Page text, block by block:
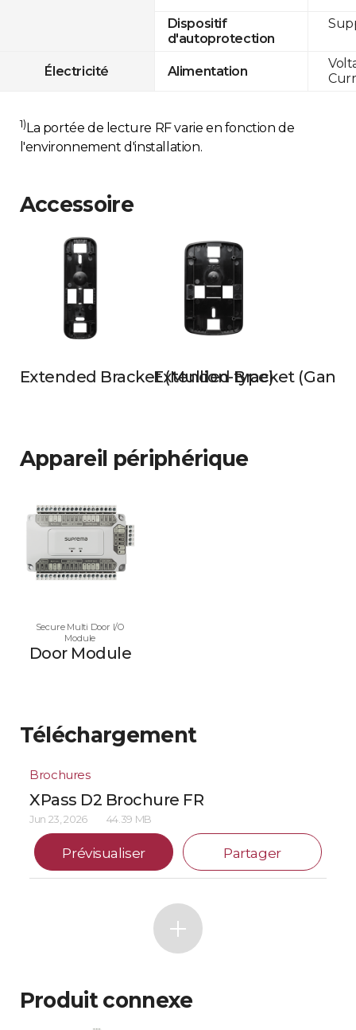
Dispositif
d'autoprotection
Électricité Alimentation
1) La portée de lecture RF varie en fonction de
l'environnement d'installation.
Accessoire
Extended Bracket (Mullion-type)
Extended Bracket
Appareil périphérique
Secure Multi Door I/O
Module
Door Module
Téléchargement
Brochures
XPass D2 Brochure FR
Jun 23, 2026 44.39 MB
Prévisualiser Partager
Produit connexe